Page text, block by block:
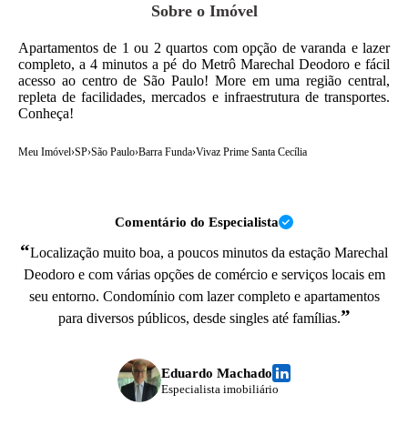
Sobre o Imóvel
Apartamentos de 1 ou 2 quartos com opção de varanda e lazer
completo, a 4 minutos a pé do Metrô Marechal Deodoro e fácil
acesso ao centro de São Paulo! More em uma região central,
repleta de facilidades, mercados e infraestrutura de transportes.
Conheça!
Meu Imóvel›SP›São Paulo›Barra Funda›Vivaz Prime Santa Cecília
Comentário do Especialista
“Localização muito boa, a poucos minutos da estação Marechal
Deodoro e com várias opções de comércio e serviços locais em
seu entorno. Condomínio com lazer completo e apartamentos
para diversos públicos, desde singles até famílias.”
Eduardo Machado
Especialista imobiliário